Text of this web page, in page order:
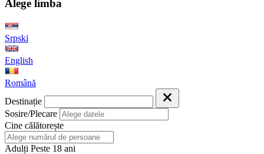
Alege limba
Srpski
English
Română
Destinație
Sosire/Plecare
Cine călătorește
Adulți Peste 18 ani